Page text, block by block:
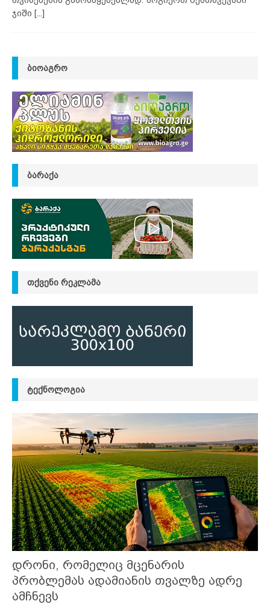
ჯიში [...]
ᲑᲘᲝᲐᲒᲠᲝ
ᲑᲐᲠᲐᲥᲐ
ᲗᲥᲕᲔᲜᲘ ᲠᲔᲙᲚᲐᲛᲐ
ᲢᲔᲥᲜᲝᲚᲝᲒᲘᲐ
დრონი, რომელიც მცენარის
პრობლემას ადამიანის თვალზე ადრე
ამჩნევს